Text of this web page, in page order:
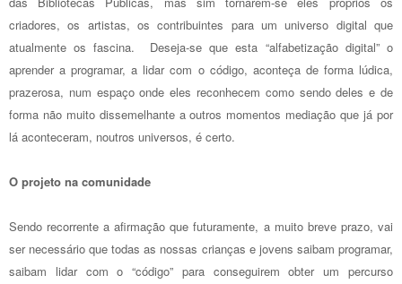
criadores, os artistas, os contribuintes para um universo digital que
atualmente os fascina. Deseja-se que esta “alfabetização digital” o
aprender a programar, a lidar com o código, aconteça de forma lúdica,
prazerosa, num espaço onde eles reconhecem como sendo deles e de
forma não muito dissemelhante a outros momentos mediação que já por
lá aconteceram, noutros universos, é certo.
O projeto na comunidade
Sendo recorrente a afirmação que futuramente, a muito breve prazo, vai
ser necessário que todas as nossas crianças e jovens saibam programar,
saibam lidar com o “código” para conseguirem obter um percurso